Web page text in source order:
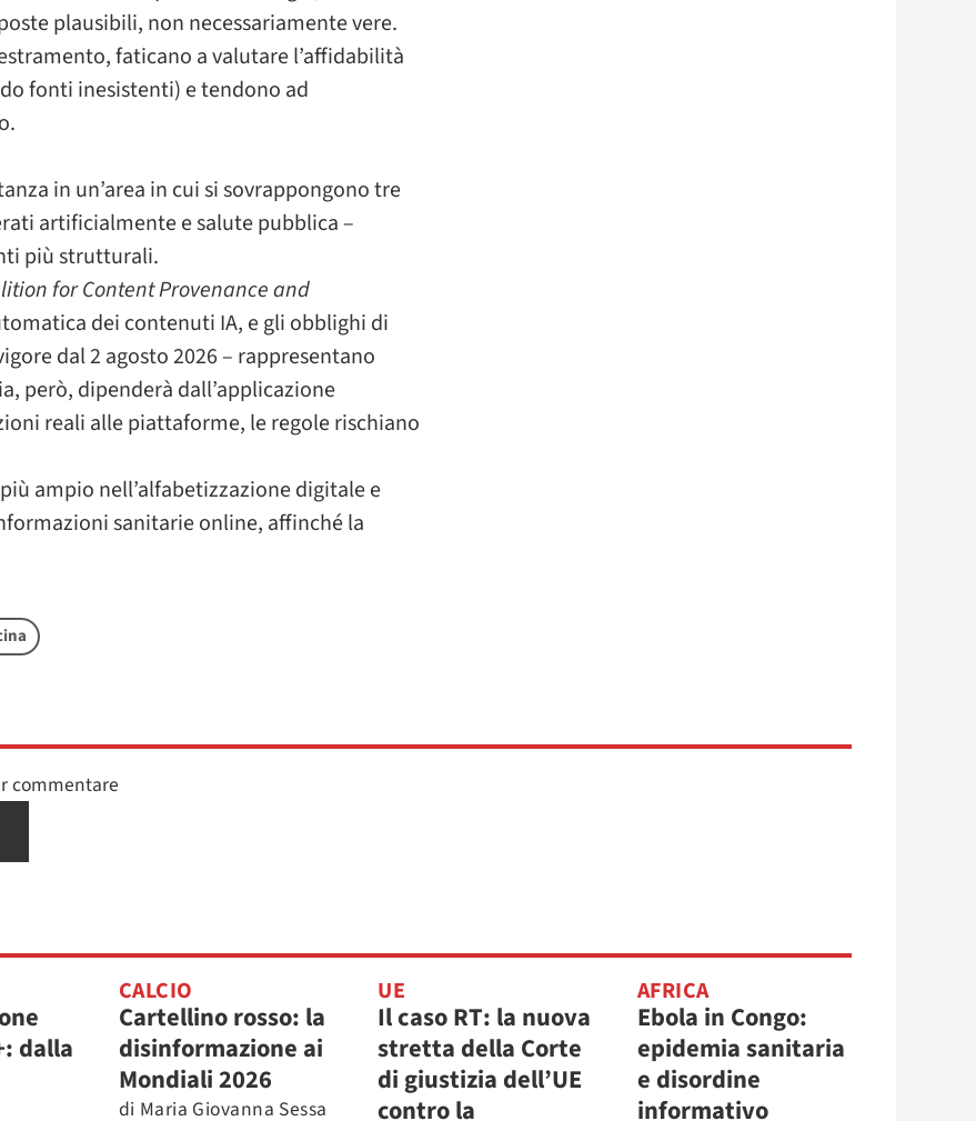
plausibili, non necessariamente vere.
faticano a valutare l’affidabilità
fonti inesistenti) e tendono ad
in un’area in cui si sovrappongono tre
artificialmente e salute pubblica –
più strutturali.
for Content Provenance and
dei contenuti IA, e gli obblighi di
dal 2 agosto 2026 – rappresentano
però, dipenderà dall’applicazione
reali alle piattaforme, le regole rischiano
ampio nell’alfabetizzazione digitale e
sanitarie online, affinché la
commentare
dalla
CALCIO
Cartellino rosso: la
disinformazione ai
Mondiali 2026
di Maria Giovanna Sessa
UE
Il caso RT: la nuova
stretta della Corte
di giustizia dell’UE
contro la
AFRICA
Ebola in Congo:
epidemia sanitaria
e disordine
informativo